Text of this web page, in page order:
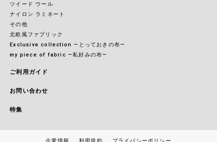
ツイード ウール
ナイロン ラミネート
その他
北欧風ファブリック
Exclusive collection ―とっておきの布―
my piece of fabric ―私好みの布―
ご利用ガイド
お問い合わせ
特集
企業情報 利用規約 プライバシーポリシー